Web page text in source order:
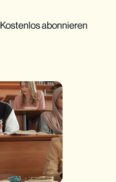
Kostenlos abonnieren